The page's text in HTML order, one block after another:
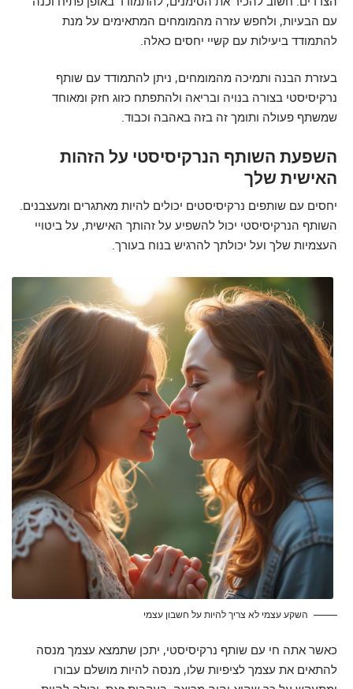
עם הבעיות, ולחפש עזרה מהמומחים המתאימים על מנת
להתמודד ביעילות עם קשיי יחסים כאלה.
בעזרת הבנה ותמיכה מהמומחים, ניתן להתמודד עם שותף
נרקיסיסטי בצורה בנויה ובריאה ולהתפתח כזוג חזק ומאוחד
שמשתף פעולה ותומך זה בזה באהבה וכבוד.
השפעת השותף הנרקיסיסטי על הזהות
האישית שלך
יחסים עם שותפים נרקיסיסטים יכולים להיות מאתגרים ומעצבנים.
השותף הנרקיסיסטי יכול להשפיע על זהותך האישית, על ביטויי
העצמיות שלך ועל יכולתך להרגיש בנוח בעורך.
השקע עצמי לא צריך להיות על חשבון עצמי
כאשר אתה חי עם שותף נרקיסיסטי, יתכן שתמצא עצמך מנסה
להתאים את עצמך לציפיות שלו, מנסה להיות מושלם עבורו